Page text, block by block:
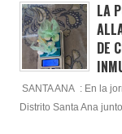
LA
DE
SANTA ANA : En la
Distrito Santa Ana